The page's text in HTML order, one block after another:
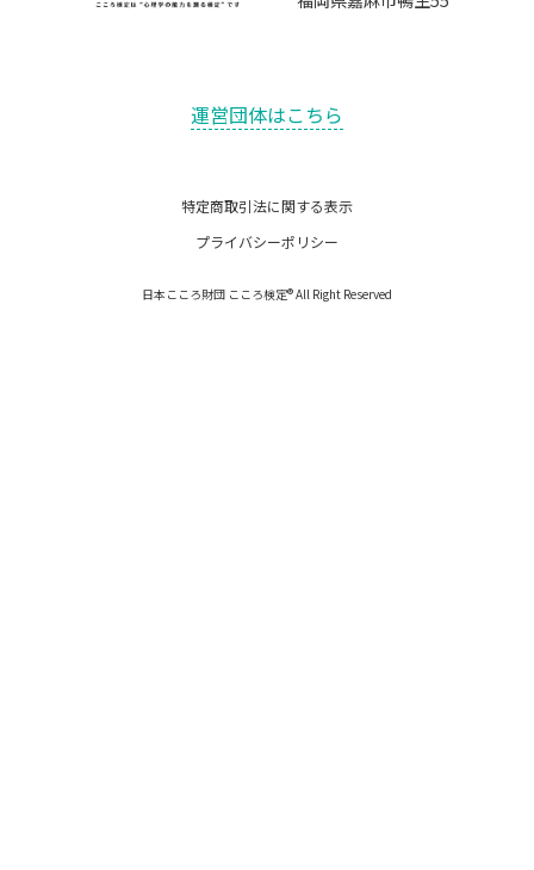
運営団体はこちら
特定商取引法に関する表示
プライバシーポリシー
日本こころ財団 こころ検定® All Right Reserved